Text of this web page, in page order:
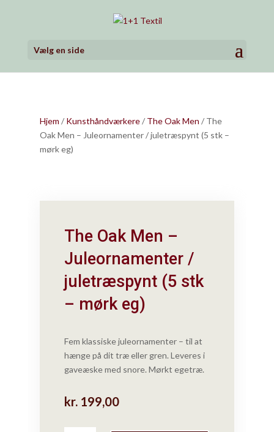
Vælg en side
Hjem / Kunsthåndværkere/ The Oak Men / The
Oak Men – Juleornamenter / juletræspynt (5 stk –
mørk eg)
The Oak Men –
Juleornamenter /
juletræspynt (5 stk
– mørk eg)
Fem klassiske juleornamenter – til at
hænge på dit træ eller gren. Leveres i
gaveæske med snore. Mørkt egetræ.
kr.199,00